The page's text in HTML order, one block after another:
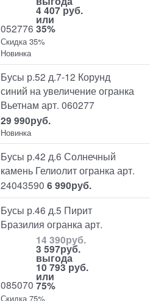
052776
4 407 руб.
или
35%
Скидка 35%
Новинка
Бусы р.52 д.7-12 Корунд
синий на увеличение огранка
Вьетнам арт. 060277
29 990руб.
Новинка
Бусы р.42 д.6 Солнечный
камень Гелиолит огранка арт.
24043590 6 990руб.
Бусы р.46 д.5 Пирит
Бразилия огранка арт.
085070
14 390руб.
3 597руб.
выгода
10 793 руб.
или
75%
Скидка 75%